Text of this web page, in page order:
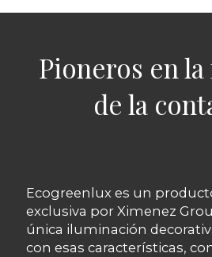
Pioneros en
de la
Ecogreenlux es un
exclusiva por Ximenez
única iluminación
con esas características,